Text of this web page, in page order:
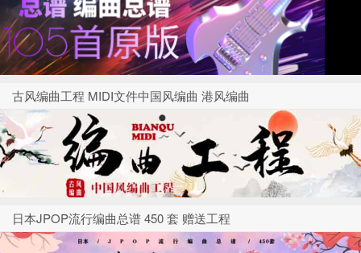
古风编曲工程 MIDI文件中国风编曲 港风编曲
日本JPOP流行编曲总谱 450 套 赠送工程